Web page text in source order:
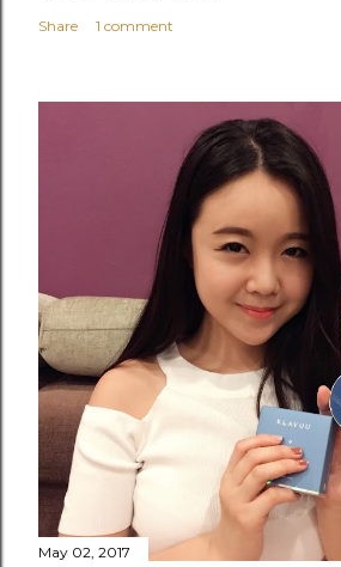
Share 1 comment
May 02, 2017